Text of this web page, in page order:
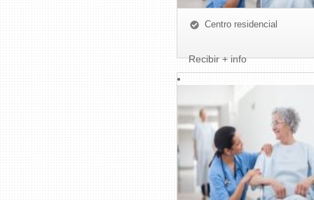
Centro residencial
Recibir + info